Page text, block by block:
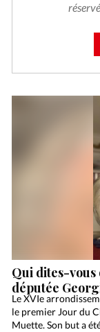
Qui dites-vous
députée
Le XVIe
le premier Jour du
Muette. Son but a